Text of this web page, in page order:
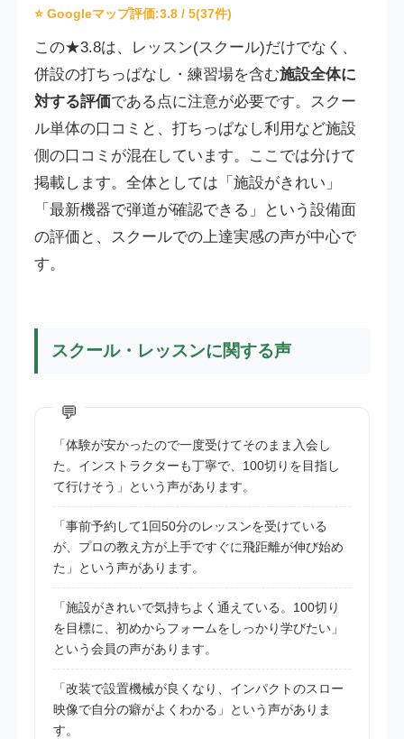
⭐ Googleマップ評価:3.8/ 5(37件)
この★3.8は、レッスン(スクール)だけでなく、
併設の打ちっぱなし・練習場を含む施設全体に
対する評価である点に注意が必要です。スクー
ル単体の口コミと、打ちっぱなし利用など施設
側の口コミが混在しています。ここでは分けて
掲載します。全体としては「施設がきれい」
「最新機器で弾道が確認できる」という設備面
の評価と、スクールでの上達実感の声が中心で
す。
スクール・レッスンに関する声
「体験が安かったので一度受けてそのまま入会し
た。インストラクターも丁寧で、100切りを目指し
て行けそう」という声があります。
「事前予約して1回50分のレッスンを受けている
が、プロの教え方が上手ですぐに飛距離が伸び始め
た」という声があります。
「施設がきれいで気持ちよく通えている。100切り
を目標に、初めからフォームをしっかり学びたい」
という会員の声があります。
「改装で設置機械が良くなり、インパクトのスロー
映像で自分の癖がよくわかる」という声がありま
す。